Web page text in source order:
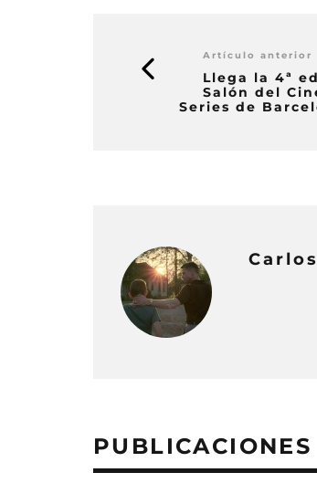
Artículo anterior
Llega la 4ª
Salón del
Series de